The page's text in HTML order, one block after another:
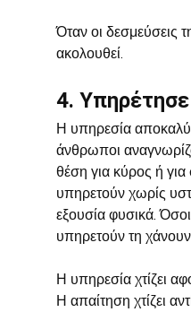
Όταν οι δεσμεύσεις
ακολουθεί.
4.
Η υπηρεσία
άνθρωποι
θέση για κύρος ή
υπηρετούν χωρίς
εξουσία φυσικά.
υπηρετούν τη
Η υπηρεσία χτίζει
Η απαίτηση χτίζει